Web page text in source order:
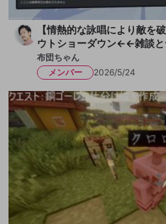
【情熱的な詠唱により敵を
ウトショーダウン←←雑談と
布団ちゃん
メンバー
2026/5/24